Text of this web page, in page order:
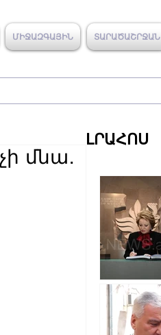
ՄԻՋԱԶԳԱՅԻՆ ՏԱՐԱԾԱՇՐՋԱՆ
մնա․
ԼՐԱՀՈՍ